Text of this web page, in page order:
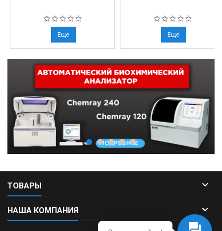
Еще Еще
ТОВАРЫ 
НАША КОМПАНИЯ 